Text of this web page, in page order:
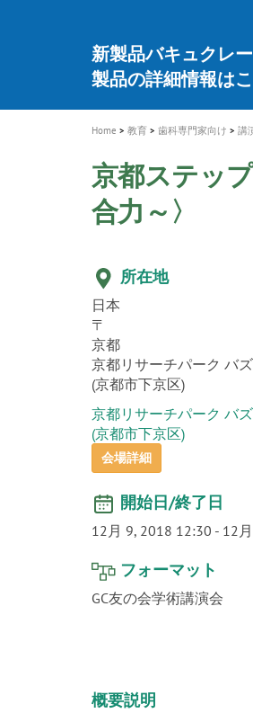
i
o
n
A healthy smile
quality of life
新発売 エバーエ
製品の詳細情報は
「セラスマート テ
開
「イニシャル LiSi（
ロジーブック」公開
歯を内部まで白く
医療ホワイトニング
新製品 イオム ナ
専用サイトはこちら
新製品バキュクレ
製品の詳細情報は
インプラント
ショートインプラン
GCグループ企業
Home 教育 歯科専門家向け 講
京都ステッ
合力～〉
所在地
日本
〒
京都
京都リサーチパーク バ
(京都市下京区)
京都リサーチパーク バ
(京都市下京区)
会場詳細
開始日/終了日
12月 9, 2018 12:30 - 12
フォーマット
GC友の会学術講演会
概要説明